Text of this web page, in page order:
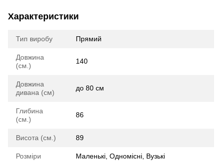
Характеристики
Тип виробу Прямий
Довжина
(см.)
140
Довжина
дивана (см)
до 80 см
Глибина
(см.)
86
Висота (см.) 89
Розміри Маленькі, Одномісні, Вузькі